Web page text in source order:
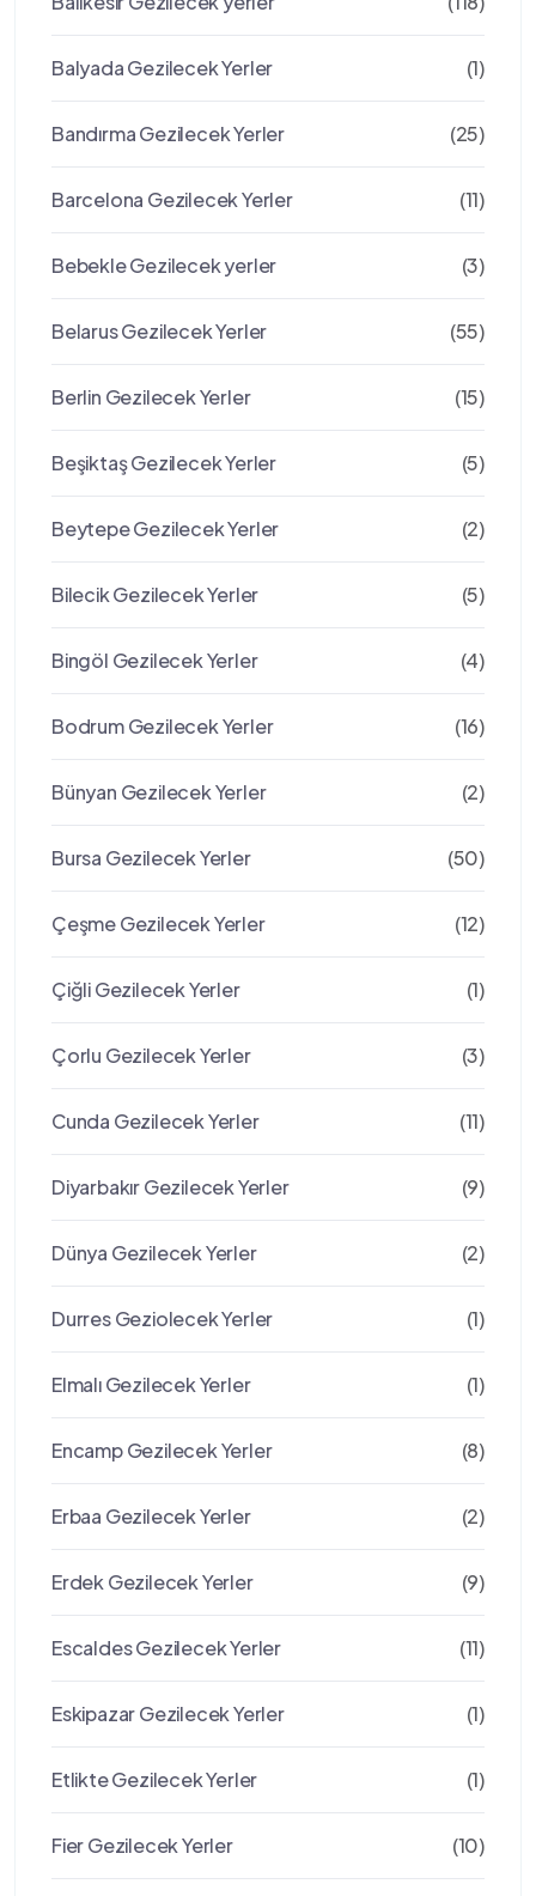
Balyada Gezilecek Yerler (1)
Bandırma Gezilecek Yerler (25)
Barcelona Gezilecek Yerler (11)
Bebekle Gezilecek yerler (3)
Belarus Gezilecek Yerler (55)
Berlin Gezilecek Yerler (15)
Beşiktaş Gezilecek Yerler (5)
Beytepe Gezilecek Yerler (2)
Bilecik Gezilecek Yerler (5)
Bingöl Gezilecek Yerler (4)
Bodrum Gezilecek Yerler (16)
Bünyan Gezilecek Yerler (2)
Bursa Gezilecek Yerler (50)
Çeşme Gezilecek Yerler (12)
Çiğli Gezilecek Yerler (1)
Çorlu Gezilecek Yerler (3)
Cunda Gezilecek Yerler (11)
Diyarbakır Gezilecek Yerler (9)
Dünya Gezilecek Yerler (2)
Durres Geziolecek Yerler (1)
Elmalı Gezilecek Yerler (1)
Encamp Gezilecek Yerler (8)
Erbaa Gezilecek Yerler (2)
Erdek Gezilecek Yerler (9)
Escaldes Gezilecek Yerler (11)
Eskipazar Gezilecek Yerler (1)
Etlikte Gezilecek Yerler (1)
Fier Gezilecek Yerler (10)